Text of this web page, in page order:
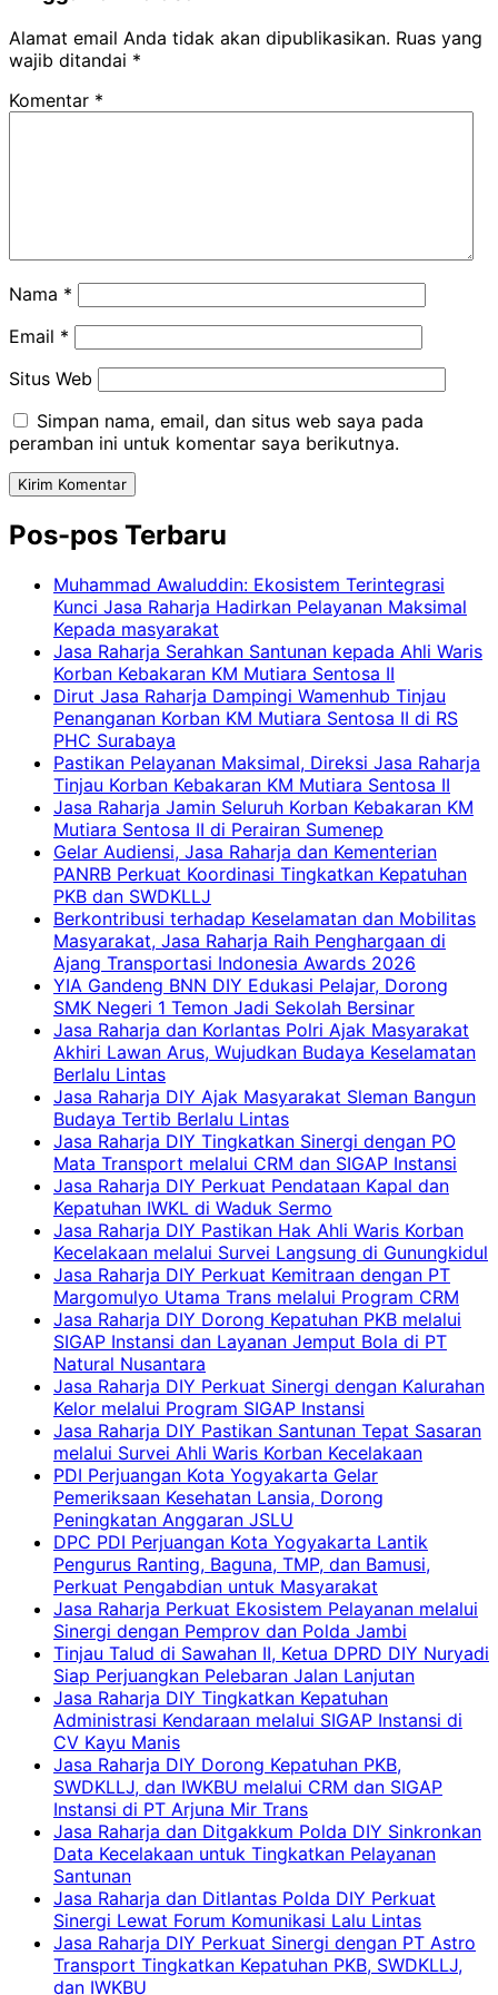
Alamat email Anda tidak akan dipublikasikan. Ruas yang
wajib ditandai *
Komentar *
Nama *
Email *
Situs Web
Simpan nama, email, dan situs web saya pada
peramban ini untuk komentar saya berikutnya.
Pos-pos Terbaru
Muhammad Awaluddin: Ekosistem Terintegrasi
Kunci Jasa Raharja Hadirkan Pelayanan Maksimal
Kepada masyarakat
Jasa Raharja Serahkan Santunan kepada Ahli Waris
Korban Kebakaran KM Mutiara Sentosa II
Dirut Jasa Raharja Dampingi Wamenhub Tinjau
Penanganan Korban KM Mutiara Sentosa II di RS
PHC Surabaya
Pastikan Pelayanan Maksimal, Direksi Jasa Raharja
Tinjau Korban Kebakaran KM Mutiara Sentosa II
Jasa Raharja Jamin Seluruh Korban Kebakaran KM
Mutiara Sentosa II di Perairan Sumenep
Gelar Audiensi, Jasa Raharja dan Kementerian
PANRB Perkuat Koordinasi Tingkatkan Kepatuhan
PKB dan SWDKLLJ
Berkontribusi terhadap Keselamatan dan Mobilitas
Masyarakat, Jasa Raharja Raih Penghargaan di
Ajang Transportasi Indonesia Awards 2026
YIA Gandeng BNN DIY Edukasi Pelajar, Dorong
SMK Negeri 1 Temon Jadi Sekolah Bersinar
Jasa Raharja dan Korlantas Polri Ajak Masyarakat
Akhiri Lawan Arus, Wujudkan Budaya Keselamatan
Berlalu Lintas
Jasa Raharja DIY Ajak Masyarakat Sleman Bangun
Budaya Tertib Berlalu Lintas
Jasa Raharja DIY Tingkatkan Sinergi dengan PO
Mata Transport melalui CRM dan SIGAP Instansi
Jasa Raharja DIY Perkuat Pendataan Kapal dan
Kepatuhan IWKL di Waduk Sermo
Jasa Raharja DIY Pastikan Hak Ahli Waris Korban
Kecelakaan melalui Survei Langsung di Gunungkidul
Jasa Raharja DIY Perkuat Kemitraan dengan PT
Margomulyo Utama Trans melalui Program CRM
Jasa Raharja DIY Dorong Kepatuhan PKB melalui
SIGAP Instansi dan Layanan Jemput Bola di PT
Natural Nusantara
Jasa Raharja DIY Perkuat Sinergi dengan Kalurahan
Kelor melalui Program SIGAP Instansi
Jasa Raharja DIY Pastikan Santunan Tepat Sasaran
melalui Survei Ahli Waris Korban Kecelakaan
PDI Perjuangan Kota Yogyakarta Gelar
Pemeriksaan Kesehatan Lansia, Dorong
Peningkatan Anggaran JSLU
DPC PDI Perjuangan Kota Yogyakarta Lantik
Pengurus Ranting, Baguna, TMP, dan Bamusi,
Perkuat Pengabdian untuk Masyarakat
Jasa Raharja Perkuat Ekosistem Pelayanan melalui
Sinergi dengan Pemprov dan Polda Jambi
Tinjau Talud di Sawahan II, Ketua DPRD DIY Nuryadi
Siap Perjuangkan Pelebaran Jalan Lanjutan
Jasa Raharja DIY Tingkatkan Kepatuhan
Administrasi Kendaraan melalui SIGAP Instansi di
CV Kayu Manis
Jasa Raharja DIY Dorong Kepatuhan PKB,
SWDKLLJ, dan IWKBU melalui CRM dan SIGAP
Instansi di PT Arjuna Mir Trans
Jasa Raharja dan Ditgakkum Polda DIY Sinkronkan
Data Kecelakaan untuk Tingkatkan Pelayanan
Santunan
Jasa Raharja dan Ditlantas Polda DIY Perkuat
Sinergi Lewat Forum Komunikasi Lalu Lintas
Jasa Raharja DIY Perkuat Sinergi dengan PT Astro
Transport Tingkatkan Kepatuhan PKB, SWDKLLJ,
dan IWKBU